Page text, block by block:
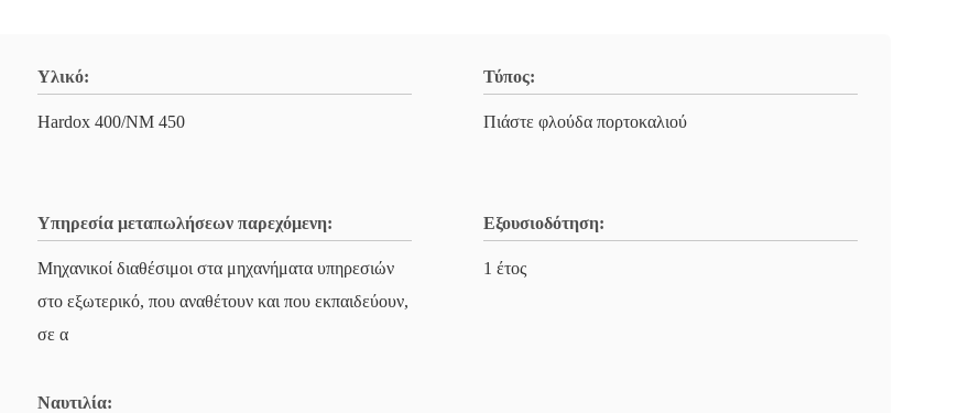
Υλικό:
Hardox 400/NM 450
Τύπος:
Πιάστε φλούδα πορτοκαλιού
Υπηρεσία μεταπωλήσεων παρεχόμενη:
Μηχανικοί διαθέσιμοι στα μηχανήματα υπηρεσιών
στο εξωτερικό, που αναθέτουν και που εκπαιδεύουν,
σε α
Εξουσιοδότηση:
1 έτος
Ναυτιλία: